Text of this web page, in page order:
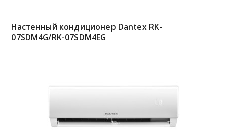
Настенный кондиционер Dantex RK-
07SDM4G/RK-07SDM4EG